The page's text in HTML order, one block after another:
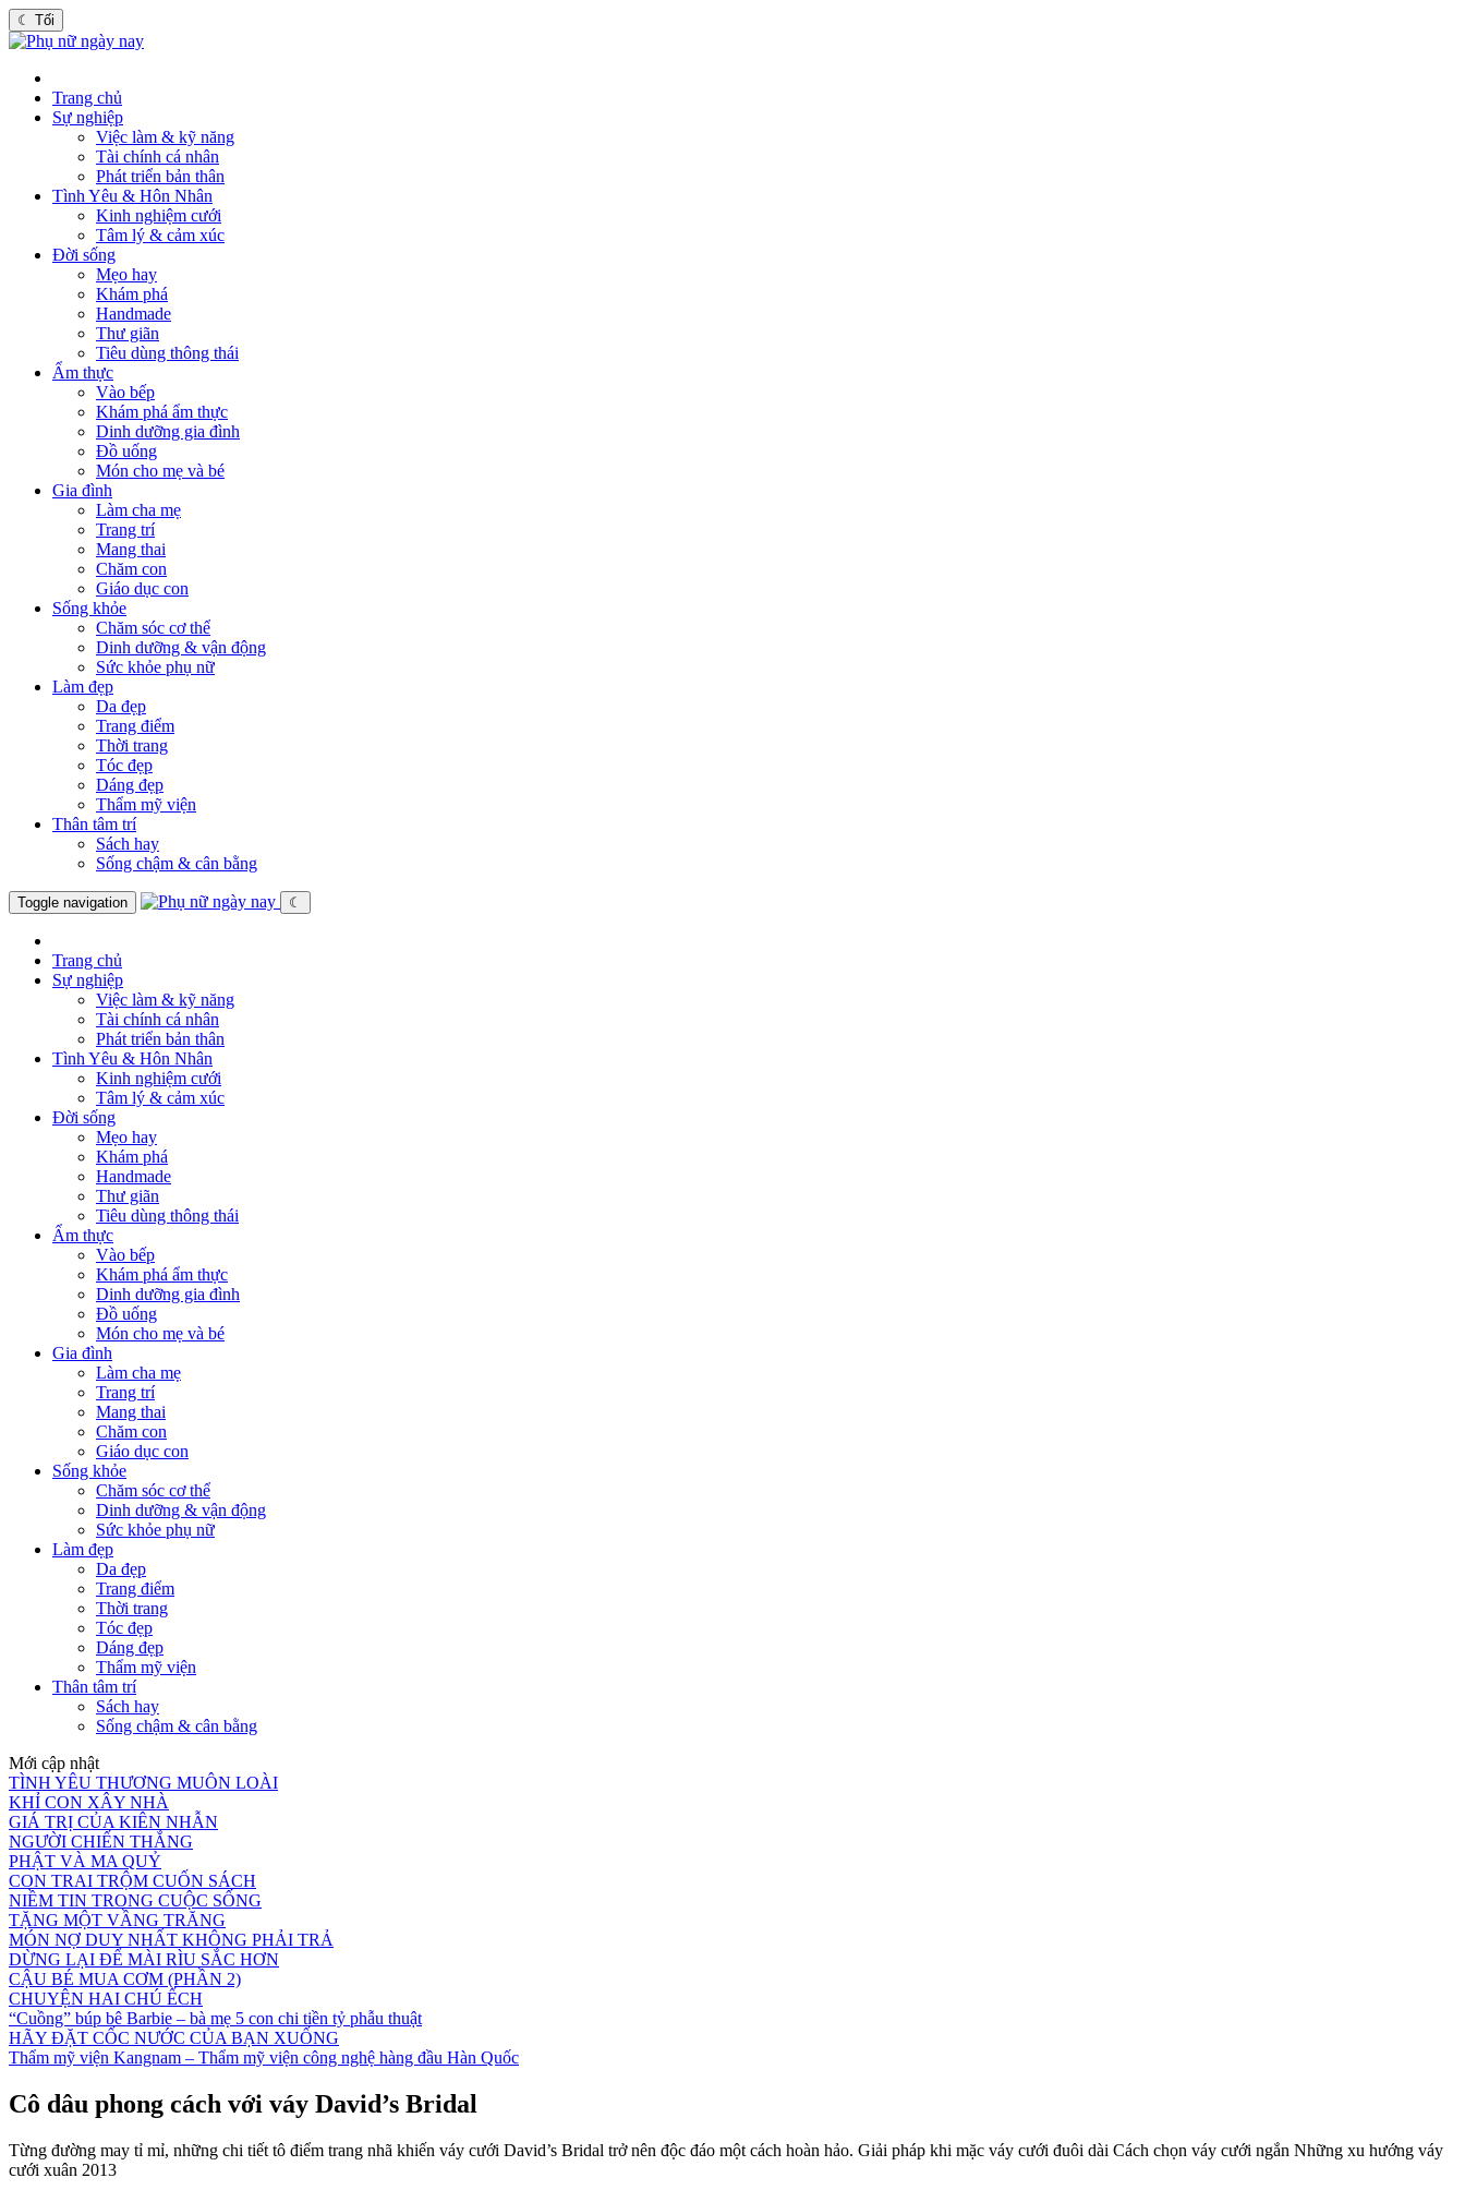
☾ Tối
Trang chủ
Sự nghiệp
Việc làm & kỹ năng
Tài chính cá nhân
Phát triển bản thân
Tình Yêu & Hôn Nhân
Kinh nghiệm cưới
Tâm lý & cảm xúc
Đời sống
Mẹo hay
Khám phá
Handmade
Thư giãn
Tiêu dùng thông thái
Ẩm thực
Vào bếp
Khám phá ẩm thực
Dinh dưỡng gia đình
Đồ uống
Món cho mẹ và bé
Gia đình
Làm cha mẹ
Trang trí
Mang thai
Chăm con
Giáo dục con
Sống khỏe
Chăm sóc cơ thể
Dinh dưỡng & vận động
Sức khỏe phụ nữ
Làm đẹp
Da đẹp
Trang điểm
Thời trang
Tóc đẹp
Dáng đẹp
Thẩm mỹ viện
Thân tâm trí
Sách hay
Sống chậm & cân bằng
Toggle navigation ☾
Trang chủ
Sự nghiệp
Việc làm & kỹ năng
Tài chính cá nhân
Phát triển bản thân
Tình Yêu & Hôn Nhân
Kinh nghiệm cưới
Tâm lý & cảm xúc
Đời sống
Mẹo hay
Khám phá
Handmade
Thư giãn
Tiêu dùng thông thái
Ẩm thực
Vào bếp
Khám phá ẩm thực
Dinh dưỡng gia đình
Đồ uống
Món cho mẹ và bé
Gia đình
Làm cha mẹ
Trang trí
Mang thai
Chăm con
Giáo dục con
Sống khỏe
Chăm sóc cơ thể
Dinh dưỡng & vận động
Sức khỏe phụ nữ
Làm đẹp
Da đẹp
Trang điểm
Thời trang
Tóc đẹp
Dáng đẹp
Thẩm mỹ viện
Thân tâm trí
Sách hay
Sống chậm & cân bằng
Mới cập nhật
TÌNH YÊU THƯƠNG MUÔN LOÀI
KHỈ CON XÂY NHÀ
GIÁ TRỊ CỦA KIÊN NHẪN
NGƯỜI CHIẾN THẮNG
PHẬT VÀ MA QUỶ
CON TRAI TRỘM CUỐN SÁCH
NIỀM TIN TRONG CUỘC SỐNG
TẶNG MỘT VẦNG TRĂNG
MÓN NỢ DUY NHẤT KHÔNG PHẢI TRẢ
DỪNG LẠI ĐỂ MÀI RÌU SẮC HƠN
CẬU BÉ MUA CƠM (PHẦN 2)
CHUYỆN HAI CHÚ ẾCH
“Cuồng” búp bê Barbie – bà mẹ 5 con chi tiền tỷ phẫu thuật
HÃY ĐẶT CỐC NƯỚC CỦA BẠN XUỐNG
Thẩm mỹ viện Kangnam – Thẩm mỹ viện công nghệ hàng đầu Hàn Quốc
Cô dâu phong cách với váy David’s Bridal
Từng đường may tỉ mỉ, những chi tiết tô điểm trang nhã khiến váy cưới David’s Bridal trở nên độc đáo một cách hoàn hảo. Giải pháp khi mặc váy cưới đuôi dài Cách chọn váy cưới ngắn Những xu hướng váy
cưới xuân 2013